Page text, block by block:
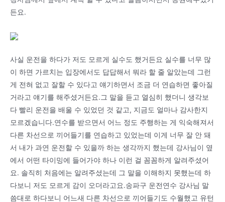
든요.
사실 운전을 하다가 저도 모르게 실수도 했거든요 실수를 너무 많
이 하면 가르치는 입장에서도 답답해서 뭐라 할 줄 알았는데 그런
게 전혀 없고 잘할 수 있다고 얘기하면서 조금 더 연습하면 좋아질
거라고 얘기를 해주셨거든요.그 말을 듣고 열심히 했더니 생각보
다 빨리 운전을 배울 수 있었던 것 같고, 지금도 얼마나 감사한지
모르겠습니다.연수를 받으면서 어느 정도 주행하는 게 익숙해져서
다른 차선으로 끼어들기를 연습하고 있었는데 이게 너무 잘 안 돼
서 내가 과연 운전할 수 있을까 하는 생각까지 했는데 강사님이 옆
에서 어떤 타이밍에 들어가야 하나 이런 걸 꼼꼼하게 알려주셨어
요. 솔직히 처음에는 알려주셨는데 그 말을 이해하지 못했는데 하
다보니 저도 모르게 감이 오더라고요.송파구 운전연수 강사님 말
씀대로 하다보니 어느새 다른 차선으로 끼어들기도 수월했고 유턴